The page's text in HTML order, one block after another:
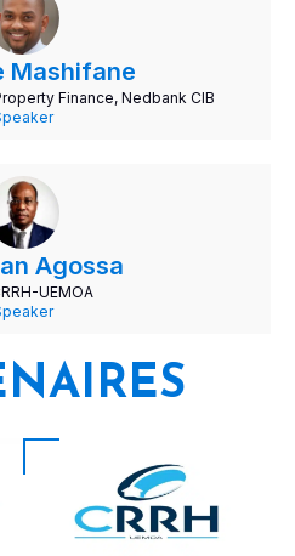
Mashifane
Finance, Nedbank CIB
Agossa
UEMOA